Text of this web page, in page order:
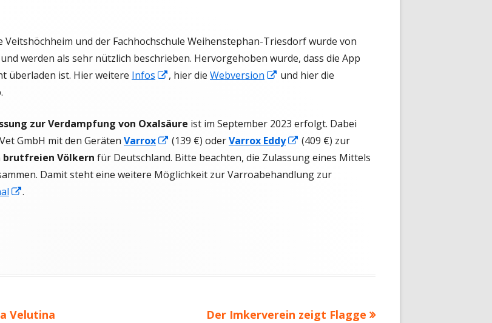
und der Fachhochschule Weihenstephan-Triesdorf wurde von
werden als sehr nützlich beschrieben. Hervorgehoben wurde, dass die App
überladen ist. Hier weitere Infos
In
öffnen
, hier die Webversion
In
öffnen
und hier die
zur Verdampfung von Oxalsäure ist im September 2023 erfolgt. Dabei
GmbH mit den Geräten Varrox
In
neuem
Fenster
(139 €) oderVarrox Eddy
In
neuem
Fenster
(409 €) zur
brutfreien Völkern für Deutschland. Bitte beachten, die Zulassung eines Mittels
Damit steht eine weitere Möglichkeit zur Varroabehandlung zur
In.
Velutina Nächster
Der Imkerverein zeigt Flagge